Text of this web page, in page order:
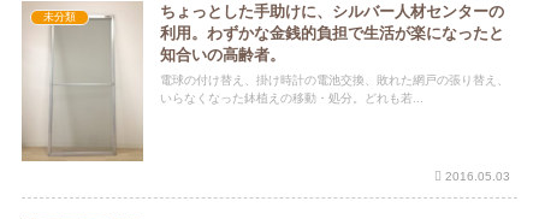
未分類
ちょっとした手助けに、シルバー人材センターの
利用。わずかな金銭的負担で生活が楽になったと
知合いの高齢者。
電球の付け替え、掛け時計の電池交換、敗れた網戸の張り替え、
いらなくなった鉢植えの移動・処分。どれも若...
2016.05.03